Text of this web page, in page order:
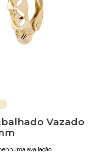
Vazado
avaliação